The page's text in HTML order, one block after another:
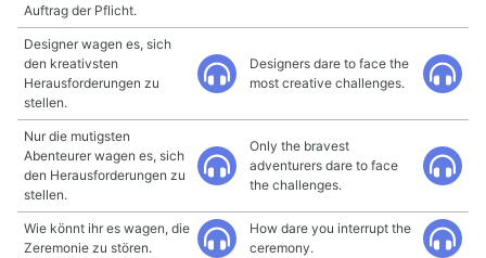
Auftrag der Pflicht.
Designer wagen es, sich
den kreativsten
Herausforderungen zu
stellen.
Designers dare to face the
most creative challenges.
Nur die mutigsten
Abenteurer wagen es, sich
den Herausforderungen zu
stellen.
Only the bravest
adventurers dare to face
the challenges.
Wie könnt ihr es wagen, die
Zeremonie zu stören.
How dare you interrupt the
ceremony.